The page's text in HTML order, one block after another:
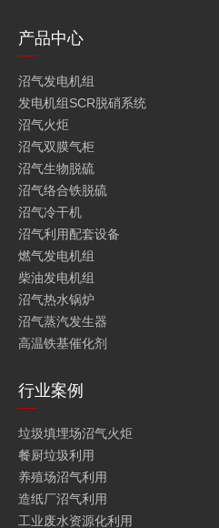
产品中心
沼气发电机组
发电机组SCR脱硝系统
沼气火炬
沼气双膜气柜
沼气生物脱硫
沼气络合铁脱硫
沼气冷干机
沼气利用配套设备
燃气发电机组
柴油发电机组
沼气热水锅炉
沼气蒸汽发生器
高温铁基催化剂
行业案例
垃圾填埋场沼气火炬
餐厨垃圾利用
养殖场沼气利用
造纸厂沼气利用
工业废水资源化利用